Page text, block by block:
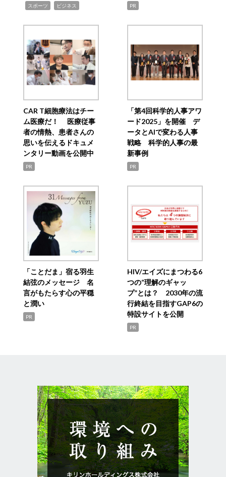
スポーツ ビジネス PR
CAR T細胞療法はチー
ム医療だ！ 医療従事
者の情熱、患者さんの
思いを伝えるドキュメ
ンタリー動画を公開中
PR
「第4回科学的人事アワ
ード2025」を開催 デ
ータとAIで変わる人事
戦略 科学的人事の最
新事例
PR
「ことだま」宿る羽生
結弦のメッセージ 名
言がもたらす心の平穏
と潤い
PR
HIV/エイズにまつわる6
つの“理解のギャッ
プ”とは？ 2030年の流
行終結を目指すGAP6の
特設サイトを公開
PR